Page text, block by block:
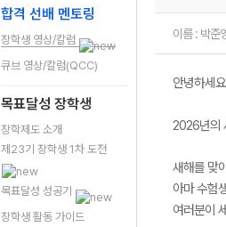
합격 선배 멘토링
장학생 영상/칼럼
큐브 영상/칼럼(QCC)
목표달성 장학생
장학제도 소개
제23기 장학생 1차 도전
목표달성 성공기
장학생 활동 가이드
이름 : 박준
안녕하세
2026년의
새해를 맞
아마 수험
여러분이